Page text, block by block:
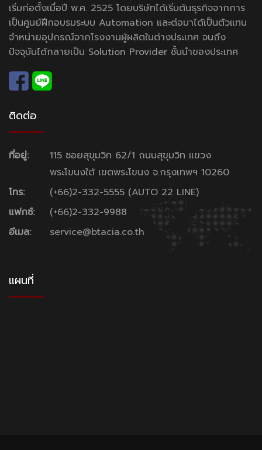
เริ่มก่อตั้งเมื่อปี พ.ศ. 2525 โดยบริษัทได้เริ่มต้นธุรกิจจากการ
เป็นศูนย์ฝึกอบรมระบบ Automation และต่อมาได้เป็นตัวแทน
จำหน่ายอุปกรณ์จากโรงงานผู้ผลิตในต่างประเทศ จนถึง
ปัจจุบันได้กลายเป็น Solution Provider ชั้นนำของประเทศ
ติดต่อ
ที่อยู่:
115 ซอยสุขุมวิท 62/1 ถนนสุขุมวิท แขวง
พระโขนงใต้ เขตพระโขนง จ.กรุงเทพฯ 10260
โทร:
(+66)2-332-5555 (AUTO 22 LINE)
แฟกซ์:
(+66)2-332-9988
อีเมล:
service@btacia.co.th
แผนที่